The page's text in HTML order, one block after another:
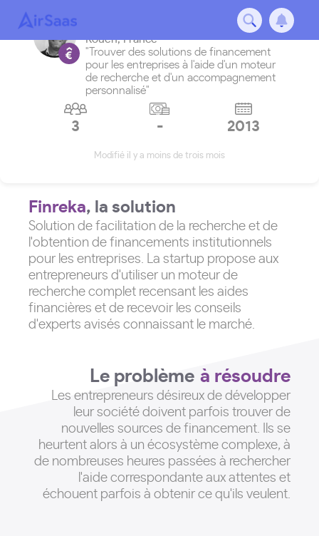
Rouen,France
"Trouver des solutions de financement
pour les entreprises à l'aide d'un moteur
de recherche et d'un accompagnement
personnalisé"
3 - 2013
Modifié il y a moins de trois mois
Finreka, la solution
Solution de facilitation de la recherche et de
l'obtention de financements institutionnels
pour les entreprises. La startup propose aux
entrepreneurs d'utiliser un moteur de
recherche complet recensant les aides
financières et de recevoir les conseils
d'experts avisés connaissant le marché.
Le problème à résoudre
Les entrepreneurs désireux de développer
leur société doivent parfois trouver de
nouvelles sources de financement. Ils se
heurtent alors à un écosystème complexe, à
de nombreuses heures passées à rechercher
l'aide correspondante aux attentes et
échouent parfois à obtenir ce qu'ils veulent.